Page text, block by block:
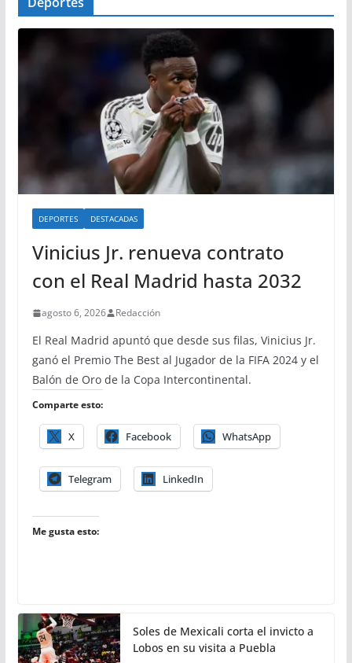
DEPORTES DESTACADAS
Vinicius Jr. renueva contrato
con el Real Madrid hasta 2032
agosto 6, 2026 Redacción
El Real Madrid apuntó que desde sus filas, Vinicius Jr.
ganó el Premio The Best al Jugador de la FIFA 2024 y el
Balón de Oro de la Copa Intercontinental.
Comparte esto:
X Facebook WhatsApp
Telegram LinkedIn
Me gusta esto:
Soles de Mexicali corta el invicto a
Lobos en su visita a Puebla